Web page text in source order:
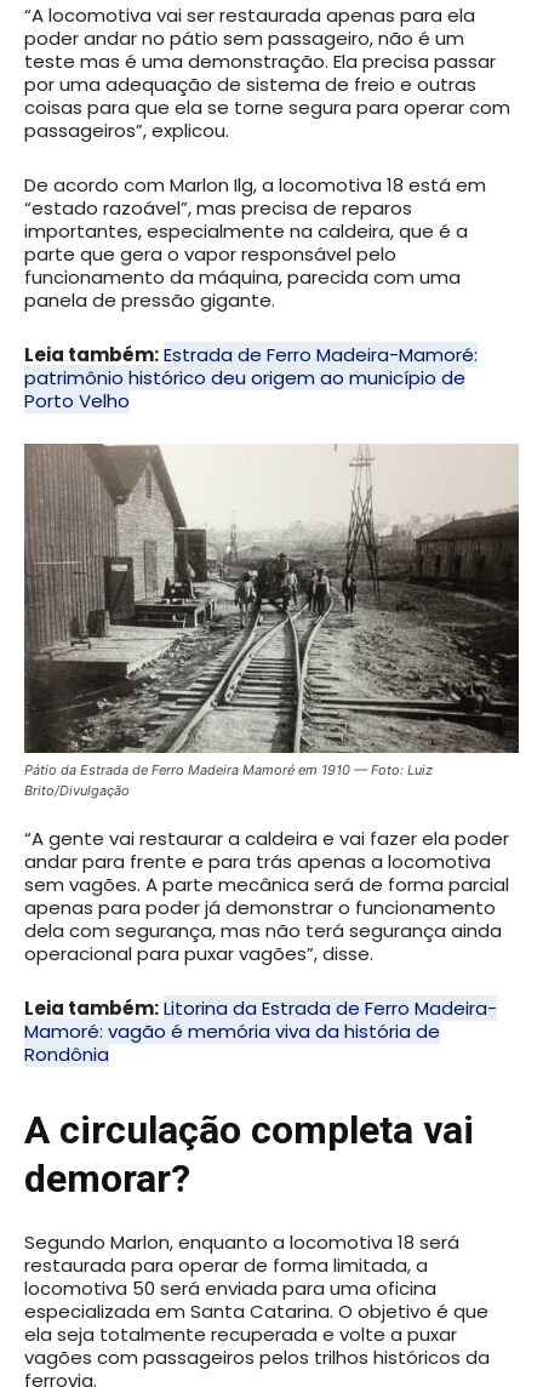
“A locomotiva vai ser restaurada apenas para ela
poder andar no pátio sem passageiro, não é um
teste mas é uma demonstração. Ela precisa passar
por uma adequação de sistema de freio e outras
coisas para que ela se torne segura para operar com
passageiros”, explicou.
De acordo com Marlon Ilg, a locomotiva 18 está em
“estado razoável”, mas precisa de reparos
importantes, especialmente na caldeira, que é a
parte que gera o vapor responsável pelo
funcionamento da máquina, parecida com uma
panela de pressão gigante.
Leia também:Estrada de Ferro Madeira-Mamoré:
patrimônio histórico deu origem ao município de
Porto Velho
Pátio da Estrada de Ferro Madeira Mamoré em 1910 — Foto: Luiz
Brito/Divulgação
“A gente vai restaurar a caldeira e vai fazer ela poder
andar para frente e para trás apenas a locomotiva
sem vagões. A parte mecânica será de forma parcial
apenas para poder já demonstrar o funcionamento
dela com segurança, mas não terá segurança ainda
operacional para puxar vagões”, disse.
Leia também:Litorina da Estrada de Ferro Madeira-
Mamoré: vagão é memória viva da história de
Rondônia
A circulação completa vai
demorar?
Segundo Marlon, enquanto a locomotiva 18 será
restaurada para operar de forma limitada, a
locomotiva 50 será enviada para uma oficina
especializada em Santa Catarina. O objetivo é que
ela seja totalmente recuperada e volte a puxar
vagões com passageiros pelos trilhos históricos da
ferrovia.